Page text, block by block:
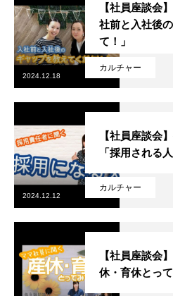
採用トップ
新卒採用
キャリア採用
おすすめコンテンツ
カルチャー
【社員座談会
社前と入社後
て！」
2024.12.18
カルチャー
【社員座談会
「採用される
2024.12.12
【社員座談会
休・育休とっ